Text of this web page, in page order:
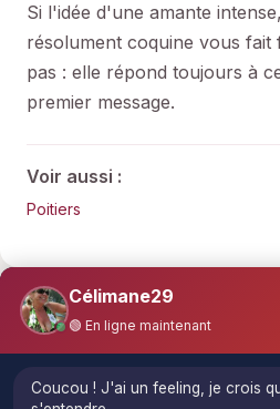
Si l'idée d'une amante
résolument coquine vous
pas : elle répond toujours à
premier message.
Voir aussi :
Poitiers
Célimane29
🟢 En ligne maintenant
Coucou ! J'ai un feeling, je crois